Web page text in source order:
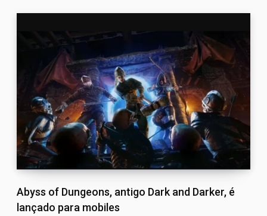
Abyss of Dungeons, antigo Dark and Darker, é
lançado para mobiles